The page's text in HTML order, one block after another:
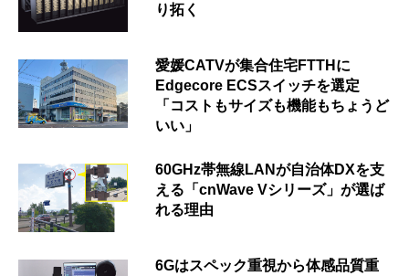
り拓く
愛媛CATVが集合住宅FTTHに
Edgecore ECSスイッチを選定
「コストもサイズも機能もちょうど
いい」
60GHz帯無線LANが自治体DXを支
える「cnWave Vシリーズ」が選ば
れる理由
6Gはスペック重視から体感品質重